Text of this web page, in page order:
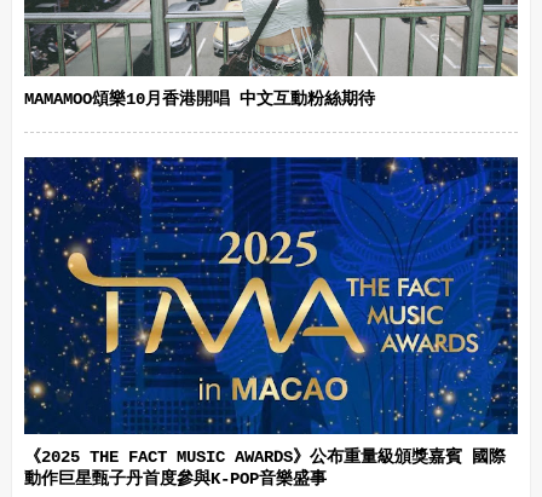
MAMAMOO頌樂10月香港開唱 中文互動粉絲期待
《2025 THE FACT MUSIC AWARDS》公布重量級頒獎嘉賓 國際
動作巨星甄子丹首度參與K-POP音樂盛事